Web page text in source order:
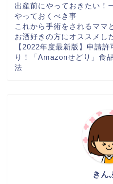
出産前にやっておきたい！
やっておくべき事
これから手術をされるママ
お酒好きの方にオススメし
【2022年度最新版】申請
り！「Amazonせどり」食
法
きん